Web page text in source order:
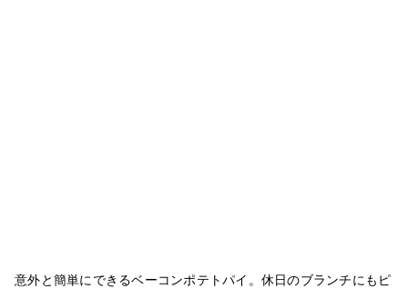
意外と簡単にできるベーコンポテトパイ。休日のブランチにもピ